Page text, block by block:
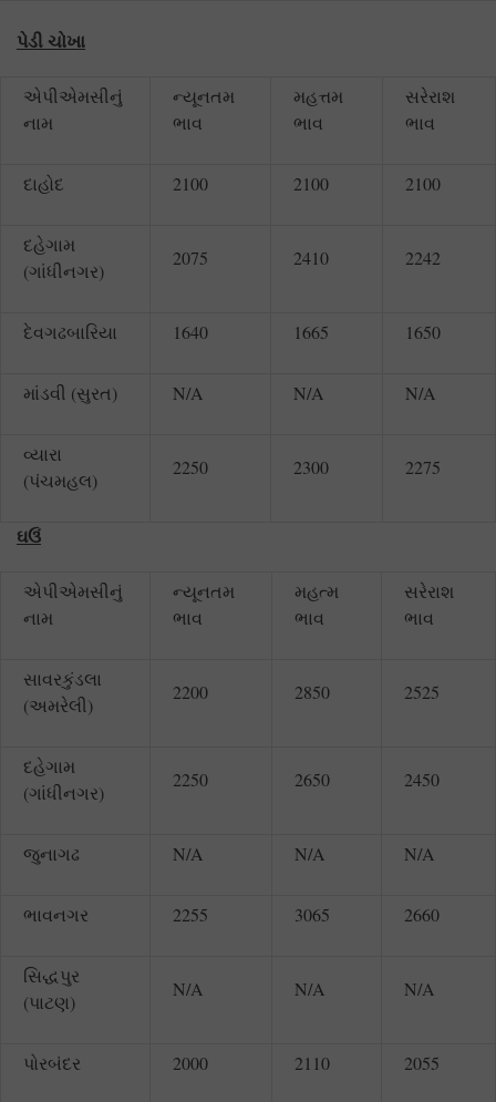
પેડી ચોખા
એપીએમસીનું
નામ
ન્યૂનતમ
ભાવ
મહત્તમ
ભાવ
સરેરાશ
ભાવ
દાહોદ 2100 2100 2100
દહેગામ
(ગાંધીનગર)
2075 2410 2242
દેવગઢબારિયા 1640 1665 1650
માંડવી (સુરત) N/A N/A N/A
વ્યારા
(પંચમહલ)
2250 2300 2275
ઘઉં
એપીએમસીનું
નામ
ન્યૂનતમ
ભાવ
મહત્મ
ભાવ
સરેરાશ
ભાવ
સાવરકુંડલા
(અમરેલી)
2200 2850 2525
દહેગામ
(ગાંધીનગર)
2250 2650 2450
જુનાગઢ N/A N/A N/A
ભાવનગર 2255 3065 2660
સિદ્ધપુર
(પાટણ)
N/A N/A N/A
પોરબંદર 2000 2110 2055